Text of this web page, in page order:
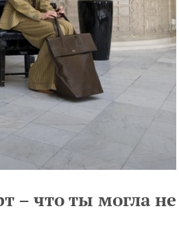
– что ты могла не